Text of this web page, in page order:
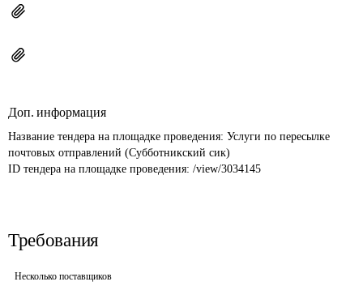
Доп. информация
Название тендера на площадке проведения: Услуги по пересылке
почтовых отправлений (Субботникский сик)
ID тендера на площадке проведения: /view/3034145
Требования
Несколько поставщиков